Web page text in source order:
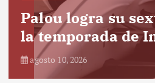
Palou logra su
la temporada de
agosto 10, 2026